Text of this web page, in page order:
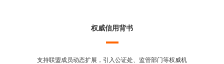
权威信用背书
支持联盟成员动态扩展，引入公证处、监管部门等权威机